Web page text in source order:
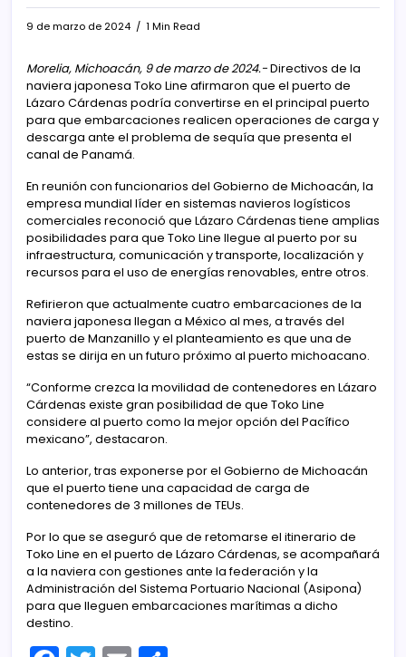
9 de marzo de 2024 1 Min Read
Morelia, Michoacán, 9 de marzo de 2024.-Directivos de la
naviera japonesa Toko Line afirmaron que el puerto de
Lázaro Cárdenas podría convertirse en el principal puerto
para que embarcaciones realicen operaciones de carga y
descarga ante el problema de sequía que presenta el
canal de Panamá.
En reunión con funcionarios del Gobierno de Michoacán, la
empresa mundial líder en sistemas navieros logísticos
comerciales reconoció que Lázaro Cárdenas tiene amplias
posibilidades para que Toko Line llegue al puerto por su
infraestructura, comunicación y transporte, localización y
recursos para el uso de energías renovables, entre otros.
Refirieron que actualmente cuatro embarcaciones de la
naviera japonesa llegan a México al mes, a través del
puerto de Manzanillo y el planteamiento es que una de
estas se dirija en un futuro próximo al puerto michoacano.
“Conforme crezca la movilidad de contenedores en Lázaro
Cárdenas existe gran posibilidad de que Toko Line
considere al puerto como la mejor opción del Pacífico
mexicano”, destacaron.
Lo anterior, tras exponerse por el Gobierno de Michoacán
que el puerto tiene una capacidad de carga de
contenedores de 3 millones de TEUs.
Por lo que se aseguró que de retomarse el itinerario de
Toko Line en el puerto de Lázaro Cárdenas, se acompañará
a la naviera con gestiones ante la federación y la
Administración del Sistema Portuario Nacional (Asipona)
para que lleguen embarcaciones marítimas a dicho
destino.